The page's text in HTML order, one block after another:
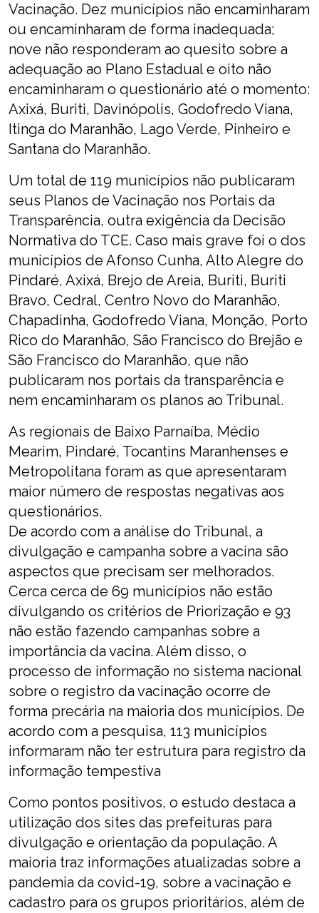
Vacinação. Dez municípios não encaminharam
ou encaminharam de forma inadequada;
nove não responderam ao quesito sobre a
adequação ao Plano Estadual e oito não
encaminharam o questionário até o momento:
Axixá, Buriti, Davinópolis, Godofredo Viana,
Itinga do Maranhão, Lago Verde, Pinheiro e
Santana do Maranhão.
Um total de 119 municípios não publicaram
seus Planos de Vacinação nos Portais da
Transparência, outra exigência da Decisão
Normativa do TCE. Caso mais grave foi o dos
municípios de Afonso Cunha, Alto Alegre do
Pindaré, Axixá, Brejo de Areia, Buriti, Buriti
Bravo, Cedral, Centro Novo do Maranhão,
Chapadinha, Godofredo Viana, Monção, Porto
Rico do Maranhão, São Francisco do Brejão e
São Francisco do Maranhão, que não
publicaram nos portais da transparência e
nem encaminharam os planos ao Tribunal.
As regionais de Baixo Parnaíba, Médio
Mearim, Pindaré, Tocantins Maranhenses e
Metropolitana foram as que apresentaram
maior número de respostas negativas aos
questionários.
De acordo com a análise do Tribunal, a
divulgação e campanha sobre a vacina são
aspectos que precisam ser melhorados.
Cerca cerca de 69 municípios não estão
divulgando os critérios de Priorização e 93
não estão fazendo campanhas sobre a
importância da vacina. Além disso, o
processo de informação no sistema nacional
sobre o registro da vacinação ocorre de
forma precária na maioria dos municípios. De
acordo com a pesquisa, 113 municípios
informaram não ter estrutura para registro da
informação tempestiva
Como pontos positivos, o estudo destaca a
utilização dos sites das prefeituras para
divulgação e orientação da população. A
maioria traz informações atualizadas sobre a
pandemia da covid-19, sobre a vacinação e
cadastro para os grupos prioritários, além de